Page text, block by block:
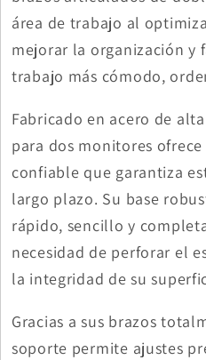
área de trabajo al
mejorar la organización y
trabajo más cómodo,
Fabricado en acero de
para dos monitores
confiable que garantiza
largo plazo. Su base
rápido, sencillo y
necesidad de perforar el
la integridad de su
Gracias a sus brazos
soporte permite ajustes